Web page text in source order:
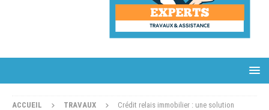
ACCUEIL TRAVAUX
Crédit relais immobilier : une solution